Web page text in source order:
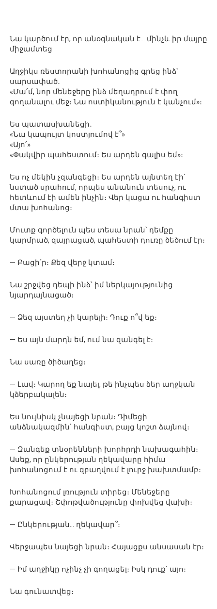
Նա կարծում էր, որ անօգնական է… մինչև իր մայրը
միջամտեց
Աղջիկս ռեստորանի խոհանոցից գրեց ինձ՝
սարսափած․
«Մա՛մ, նոր մենեջերը ինձ մեղադրում է փող
գողանալու մեջ։ Նա ոստիկանություն է կանչում»։
Ես պատասխանեցի․
«Նա կապույտ կոստյումով է՞»
«Այո՛»
«Փակվիր պահեստում։ Ես արդեն գալիս եմ»։
Ես ոչ մեկին չզանգեցի։ Ես արդեն այնտեղ էի՝
նստած սրահում, որպես անանուն տեսուչ, ու
հետևում էի ամեն ինչին։ Վեր կացա ու հանգիստ
մտա խոհանոց։
Մուտք գործելուն պես տեսա նրան՝ դեմքը
կարմրած, զայրացած, պահեստի դուռը ծեծում էր։
— Բացի՛ր։ Քեզ վերջ կտամ։
Նա շրջվեց դեպի ինձ՝ իմ ներկայությունից
նյարդայնացած։
— Ձեզ այստեղ չի կարելի։ Դուք ո՞վ եք։
— Ես այն մարդն եմ, ում նա զանգել է։
Նա սառը ծիծաղեց։
— Լավ։ Կարող եք նայել, թե ինչպես ձեր աղջկան
կձերբակալեն։
Ես նույնիսկ չնայեցի նրան։ Դիմեցի
անձնակազմին՝ հանգիստ, բայց կոշտ ձայնով։
— Զանգեք տնօրենների խորհրդի նախագահին։
Ասեք, որ ընկերության ղեկավարը հիմա
խոհանոցում է ու զբաղվում է լուրջ խախտմամբ։
Խոհանոցում լռություն տիրեց։ Մենեջերը
քարացավ։ Շփոթվածությունը փոխվեց վախի։
— Ընկերության… ղեկավար՞։
Վերջապես նայեցի նրան։ Հայացքս անսասան էր։
— Իմ աղջիկը ոչինչ չի գողացել։ Իսկ դուք՝ այո։
Նա գունատվեց։